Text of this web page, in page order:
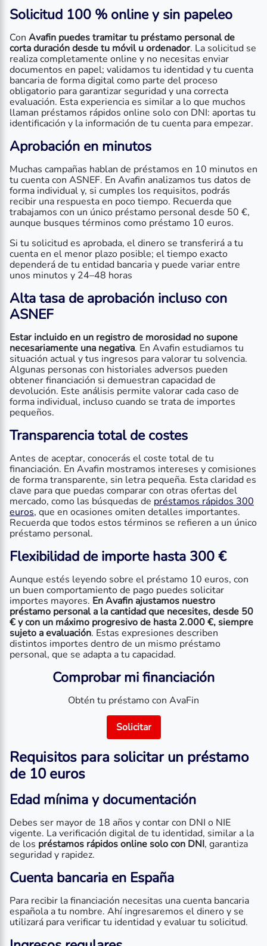
Solicitud 100 % online y sin papeleo
Con Avafin puedes tramitar tu préstamo personal de
corta duración desde tu móvil u ordenador. La solicitud se
realiza completamente online y no necesitas enviar
documentos en papel; validamos tu identidad y tu cuenta
bancaria de forma digital como parte del proceso
obligatorio para garantizar seguridad y una correcta
evaluación. Esta experiencia es similar a lo que muchos
llaman préstamos rápidos online solo con DNI: aportas tu
identificación y la información de tu cuenta para empezar.
Aprobación en minutos
Muchas campañas hablan de préstamos en 10 minutos en
tu cuenta con ASNEF. En Avafin analizamos tus datos de
forma individual y, si cumples los requisitos, podrás
recibir una respuesta en poco tiempo. Recuerda que
trabajamos con un único préstamo personal desde 50 €,
aunque busques términos como préstamo 10 euros.
Si tu solicitud es aprobada, el dinero se transferirá a tu
cuenta en el menor plazo posible; el tiempo exacto
dependerá de tu entidad bancaria y puede variar entre
unos minutos y 24–48 horas
Alta tasa de aprobación incluso con
ASNEF
Estar incluido en un registro de morosidad no supone
necesariamente una negativa. En Avafin estudiamos tu
situación actual y tus ingresos para valorar tu solvencia.
Algunas personas con historiales adversos pueden
obtener financiación si demuestran capacidad de
devolución. Este análisis permite valorar cada caso de
forma individual, incluso cuando se trata de importes
pequeños.
Transparencia total de costes
Antes de aceptar, conocerás el coste total de tu
financiación. En Avafin mostramos intereses y comisiones
de forma transparente, sin letra pequeña. Esta claridad es
clave para que puedas comparar con otras ofertas del
mercado, como las búsquedas de préstamos rápidos 300
euros, que en ocasiones omiten detalles importantes.
Recuerda que todos estos términos se refieren a un único
préstamo personal.
Flexibilidad de importe hasta 300 €
Aunque estés leyendo sobre el préstamo 10 euros, con
un buen comportamiento de pago puedes solicitar
importes mayores. En Avafin ajustamos nuestro
préstamo personal a la cantidad que necesites, desde 50
€ y con un máximo progresivo de hasta 2.000 €, siempre
sujeto a evaluación. Estas expresiones describen
distintos importes dentro de un mismo préstamo
personal, que se adapta a tu capacidad.
Comprobar mi financiación
Obtén tu préstamo con AvaFin
Solicitar
Requisitos para solicitar un préstamo
de 10 euros
Edad mínima y documentación
Debes ser mayor de 18 años y contar con DNI o NIE
vigente. La verificación digital de tu identidad, similar a la
de los préstamos rápidos online solo con DNI, garantiza
seguridad y rapidez.
Cuenta bancaria en España
Para recibir la financiación necesitas una cuenta bancaria
española a tu nombre. Ahí ingresaremos el dinero y se
utilizará para verificar tu identidad y evaluar tu solicitud.